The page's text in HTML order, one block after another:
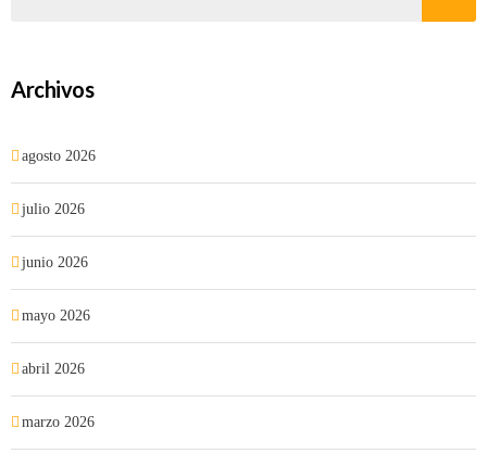
Archivos
agosto 2026
julio 2026
junio 2026
mayo 2026
abril 2026
marzo 2026